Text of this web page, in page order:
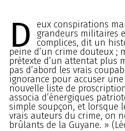
D
eux conspirations
grandeurs militaires
complices, dit un
peine d’un crime douteux ;
prétexte d’un attentat plus
pas d’abord les vrais
ignorance pour accuser
nouvelle liste de
associa d’énergiques
simple soupçon, et lorsque
vrais auteurs du crime, on
brûlants de la Guyane. »